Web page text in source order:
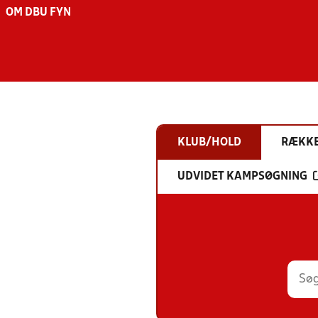
OM DBU FYN
KLUB/HOLD
UDVIDET KAMPSØGNING